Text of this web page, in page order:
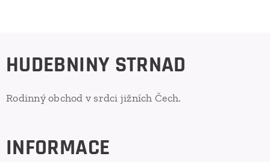
HUDEBNINY STRNAD
Rodinný obchod v srdci jižních Čech.
INFORMACE